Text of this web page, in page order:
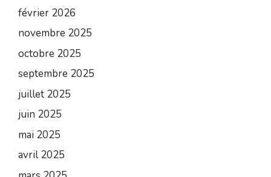
février 2026
novembre 2025
octobre 2025
septembre 2025
juillet 2025
juin 2025
mai 2025
avril 2025